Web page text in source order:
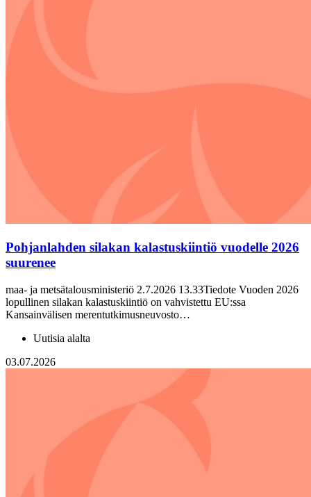
Pohjanlahden silakan kalastuskiintiö vuodelle 2026
suurenee
maa- ja metsätalousministeriö 2.7.2026 13.33Tiedote Vuoden 2026
lopullinen silakan kalastuskiintiö on vahvistettu EU:ssa
Kansainvälisen merentutkimusneuvosto…
Uutisia alalta
03.07.2026